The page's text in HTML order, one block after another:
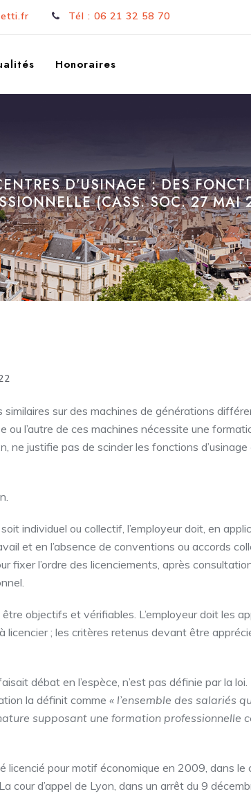
Tél : 06 21 32 58 70
Honoraires
D’USINAGE : DES
(CASS. SOC. 27 MAI
sur des machines de générations
ou l’autre de ces machines nécessite une
ne justifie pas de scinder les fonctions d’usinage
individuel ou collectif, l’employeur doit, en
et en l’absence de conventions ou accords
fixer l’ordre des licenciements, après
objectifs et vérifiables. L’employeur doit les
licencier ; les critères retenus devant être
débat en l’espèce, n’est pas définie par la loi.
la définit comme « l’ensemble des salariés
supposant une formation professionnelle
pour motif économique en 2009, dans le
cour d’appel de Lyon, dans un arrêt du 9